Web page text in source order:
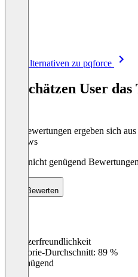
Alle Alternativen zu pqforce
So schätzen User
Die Bewertungen ergeben sich
Reviews
Noch nicht genügend
Bewerten
Benutzerfreundlichkeit
Kategorie-Durchschnitt: 89 %
Ungenügend